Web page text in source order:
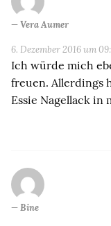
Vera Aumer
6. Dezember 2016 um
Ich würde mich
freuen. Allerdings
Essie Nagellack in
Bine